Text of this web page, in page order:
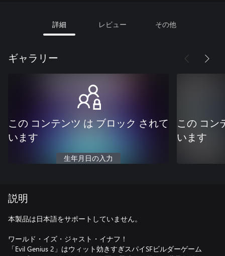
詳細 レビュー その他
ギャラリー
この コンテンツ は ブロック されて
います
生年月日の入力
この コン
います
説明
本製品は日本語をサポートしていません。
ワールド・イズ・ジャスト・イナフ！
「Evil Genius 2」はウィット効きすぎスパイSFビルダーゲーム